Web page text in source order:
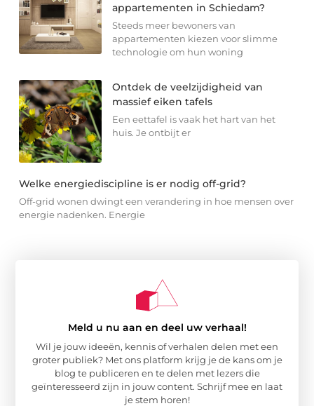
appartementen in Schiedam?
Steeds meer bewoners van
appartementen kiezen voor slimme
technologie om hun woning
Ontdek de veelzijdigheid van
massief eiken tafels
Een eettafel is vaak het hart van het
huis. Je ontbijt er
Welke energiediscipline is er nodig off-grid?
Off-grid wonen dwingt een verandering in hoe mensen over
energie nadenken. Energie
Meld u nu aan en deel uw verhaal!
Wil je jouw ideeën, kennis of verhalen delen met een
groter publiek? Met ons platform krijg je de kans om je
blog te publiceren en te delen met lezers die
geïnteresseerd zijn in jouw content. Schrijf mee en laat
je stem horen!